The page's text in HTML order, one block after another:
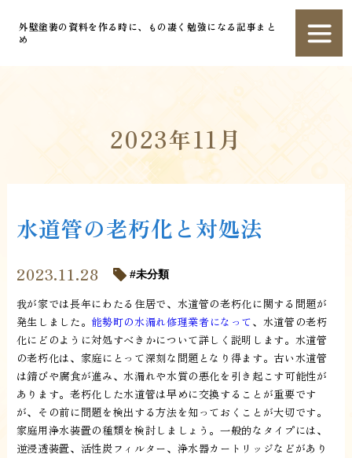
外壁塗装の資料を作る時に、もの凄く勉強になる記事まと
め
2023年11月
水道管の老朽化と対処法
2023.11.28 未分類
我が家では長年にわたる住居で、水道管の老朽化に関する問題が
発生しました。 能勢町の水漏れ修理業者になって、水道管の老朽
化にどのように対処すべきかについて詳しく説明します。水道管
の老朽化は、家庭にとって深刻な問題となり得ます。古い水道管
は錆びや腐食が進み、水漏れや水質の悪化を引き起こす可能性が
あります。老朽化した水道管は早めに交換することが重要です
が、その前に問題を検出する方法を知っておくことが大切です。
家庭用浄水装置の種類を検討しましょう。一般的なタイプには、
逆浸透装置、活性炭フィルター、浄水器カートリッジなどがあり